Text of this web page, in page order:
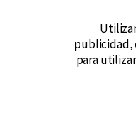
electrónico o magnético.
publicidad,
para